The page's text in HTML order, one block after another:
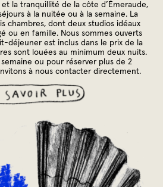
la tranquillité de la côte d’Émeraude,
à la nuitée ou à la semaine. La
chambres, dont deux studios idéaux
ou en famille. Nous sommes ouverts
déjeuner est inclus dans le prix de la
sont louées au minimum deux nuits.
ou pour réserver plus de 2
à nous contacter directement.